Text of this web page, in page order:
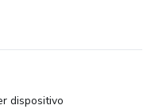
dispositivo